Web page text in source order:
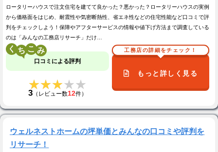
ロータリーハウスで注文住宅を建てて良かった？悪かった？ロータリーハウスの実例
から価格面をはじめ、耐震性や気密断熱性、省エネ性などの住宅性能など口コミで評
判をチェックしよう！保障やアフターサービスの情報や値下げ方法まで調査している
のは「みんなの工務店リサーチ」だけ…
く こ
口コミによる評判
★★★★★
★★★★★
3（レビュー数12件）
工務店の詳細をチェック！
もっと詳しく見る
ウェルネストホームの坪単価とみんなの口コミや評判を
リサーチ！